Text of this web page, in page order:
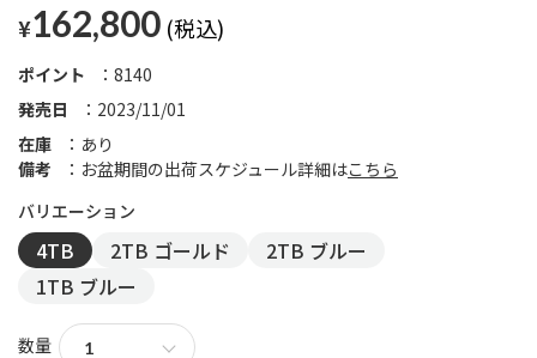
¥162,800
発売日 2023/11/01
ポイント 8140
在庫
あり
備考
お盆期間の出荷スケジュール詳細はこちら
4TB 2TB ゴールド
2TB ブルー
1TB ブルー
数量